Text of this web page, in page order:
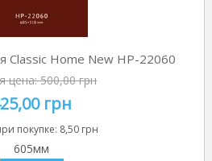
Classic Home New HP-22060
цена:500,00 грн
грн
покупке: 8,50 грн
605мм